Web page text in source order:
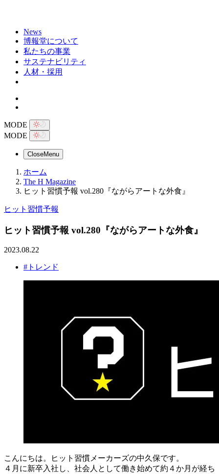
News
博報堂について
私たちの事業
サステナビリティ
人材・採用
MODE
MODE
CloseMenu
ホーム
The H Magazine
ヒット習慣予報 vol.280『ながらアートな外食』
ヒット習慣予報
ヒット習慣予報 vol.280『ながらアートな外食』
2023.08.22
#トレンド
こんにちは。ヒット習慣メーカーズの中久保です。
４月に新卒入社し、社会人として働き始めて約４か月が経ち